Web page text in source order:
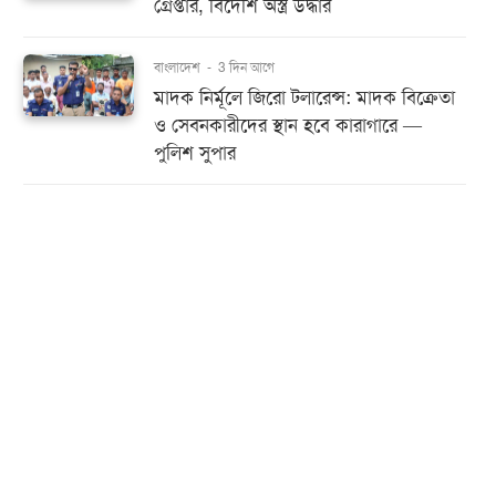
গ্রেপ্তার, বিদেশি অস্ত্র উদ্ধার
বাংলাদেশ - 3 দিন আগে
মাদক নির্মূলে জিরো টলারেন্স: মাদক বিক্রেতা
ও সেবনকারীদের স্থান হবে কারাগারে —
পুলিশ সুপার